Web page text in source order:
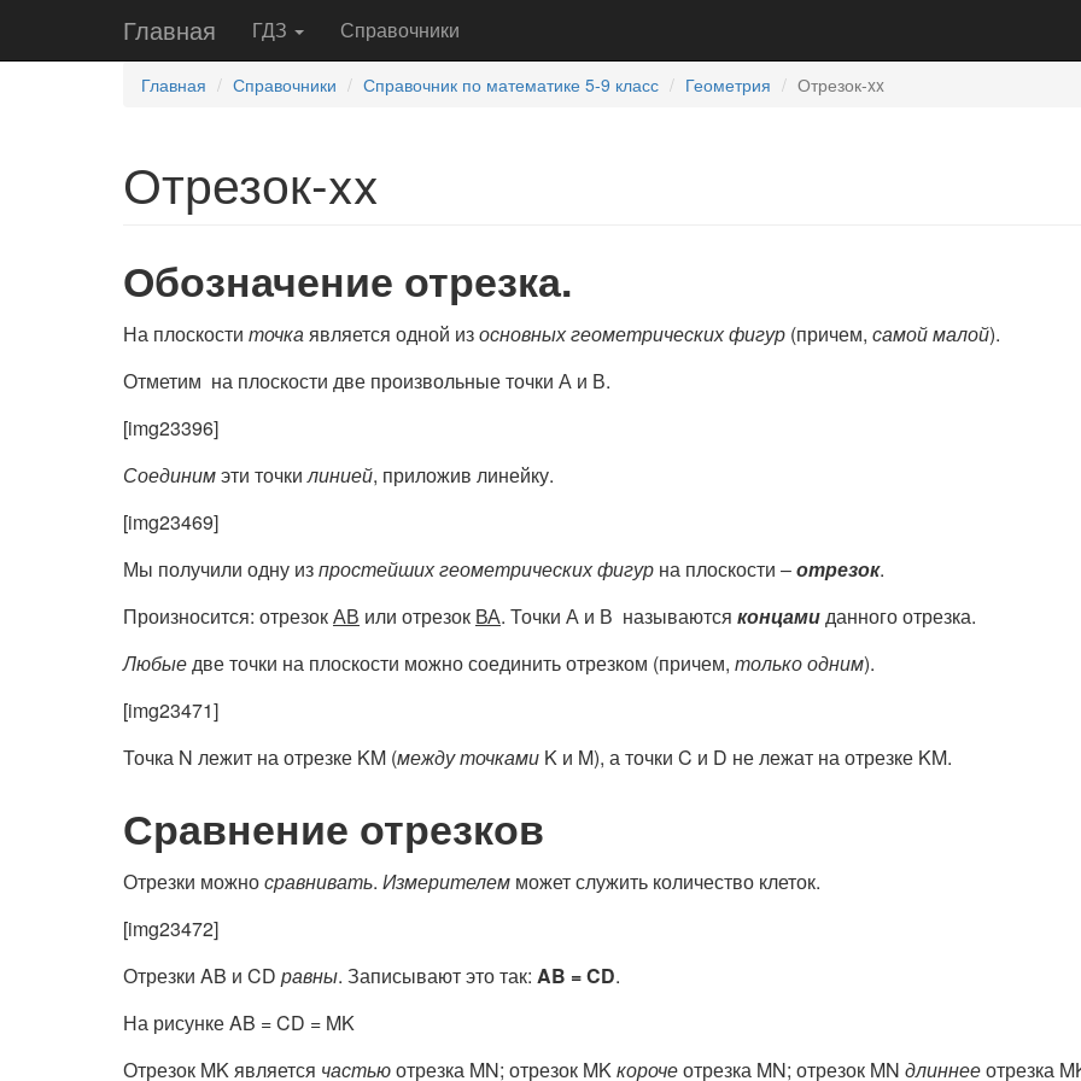
Главная ГДЗ Справочники
Главная Справочники Справочник по математике 5-9 класс Геометрия Отрезок-xx
Отрезок-xx
Обозначение отрезка.
На плоскости точкаявляется одной изосновных геометрических фигур (причем, самой малой).
Отметим на плоскости две произвольные точки А и В.
[img23396]
Соединимэти точкилинией, приложив линейку.
[img23469]
Мы получили одну изпростейших геометрических фигур на плоскости ‒отрезок.
Произносится: отрезокАВ или отрезок ВА. Точки А и В называются концамиданного отрезка.
Любыедве точки на плоскости можно соединить отрезком (причем, только одним).
[img23471]
Точка N лежит на отрезке KM (между точками K и M), а точки C и D не лежат на отрезке KM.
Сравнение отрезков
Отрезки можносравнивать. Измерителем может служить количество клеток.
[img23472]
Отрезки AB и CD равны. Записывают это так: AB =CD.
На рисунке AB = CD = MK
Отрезок MK является частьюотрезка MN; отрезок MKкорочеотрезка MN; отрезок MN длиннееотрезка